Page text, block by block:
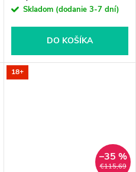
Skladom (dodanie 3-7 dní)
DO KOŠÍKA
18+
€115,69
–35 %